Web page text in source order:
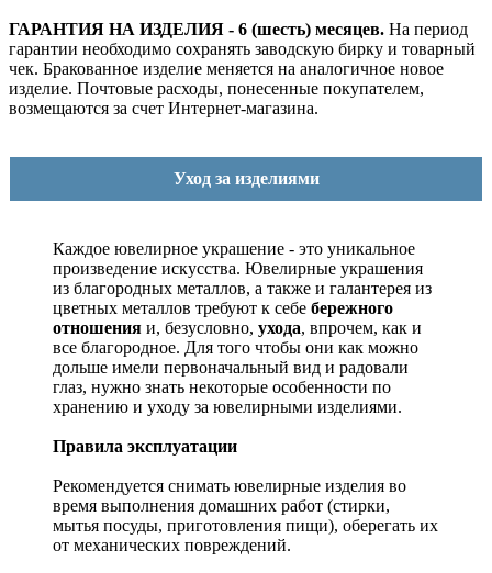
ГАРАНТИЯ НА ИЗДЕЛИЯ - 6 (шесть) месяцев. На период
гарантии необходимо сохранять заводскую бирку и товарный
чек. Бракованное изделие меняется на аналогичное новое
изделие. Почтовые расходы, понесенные покупателем,
возмещаются за счет Интернет-магазина.
Уход за изделиями
Каждое ювелирное украшение - это уникальное
произведение искусства. Ювелирные украшения
из благородных металлов, а также и галантерея из
цветных металлов требуют к себе бережного
отношения и, безусловно, ухода, впрочем, как и
все благородное. Для того чтобы они как можно
дольше имели первоначальный вид и радовали
глаз, нужно знать некоторые особенности по
хранению и уходу за ювелирными изделиями.
Правила эксплуатации
Рекомендуется снимать ювелирные изделия во
время выполнения домашних работ (стирки,
мытья посуды, приготовления пищи), оберегать их
от механических повреждений.